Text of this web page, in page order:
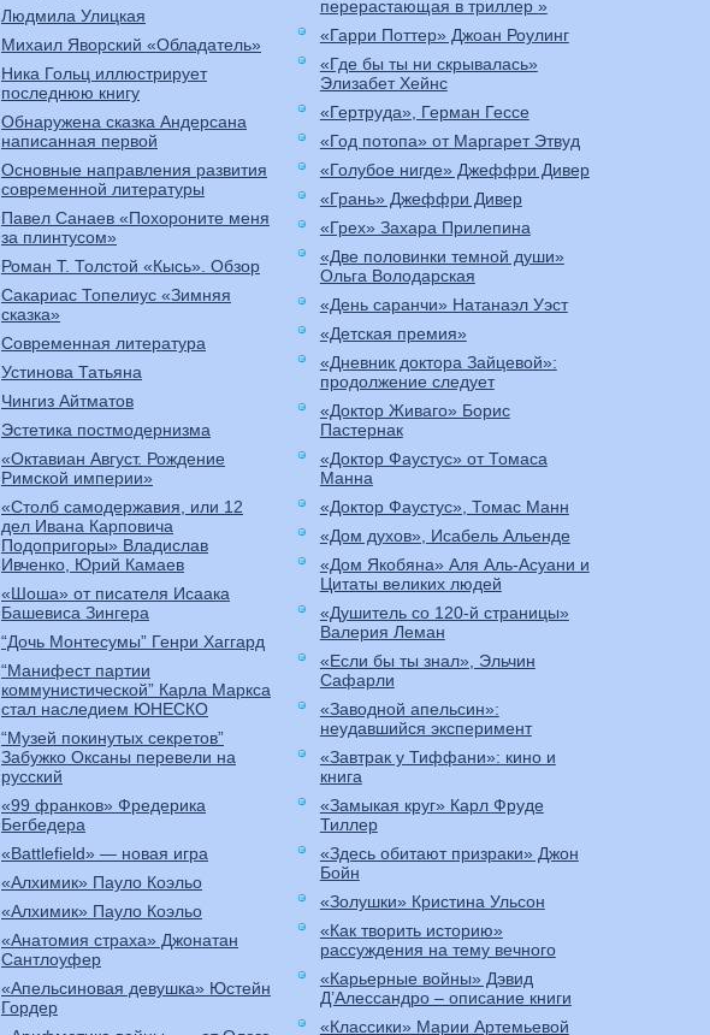
Людмила Улицкая
Михаил Яворский «Обладатель»
Ника Гольц иллюстрирует
последнюю книгу
Обнаружена сказка Андерсана
написанная первой
Основные направления развития
современной литературы
Павел Санаев «Похороните меня
за плинтусом»
Роман Т. Толстой «Кысь». Обзор
Сакариас Топелиус «Зимняя
сказка»
Современная литература
Устинова Татьяна
Чингиз Айтматов
Эстетика постмодернизма
«Октавиан Август. Рождение
Римской империи»
«Столб самодержавия, или 12
дел Ивана Карповича
Подопригоры» Владислав
Ивченко, Юрий Камаев
«Шоша» от писателя Исаака
Башевиса Зингера
“Дочь Монтесумы” Генри Хаггард
“Манифест партии
коммунистической” Карла Маркса
стал наследием ЮНЕСКО
“Музей покинутых секретов”
Забужко Оксаны перевели на
русский
«99 франков» Фредерика
Бегбедера
«Battlefield» — новая игра
«Алхимик» Пауло Коэльо
«Алхимик» Пауло Коэльо
«Анатомия страха» Джонатан
Сантлоуфер
«Апельсиновая девушка» Юстейн
Гордер
перерастающая в триллер »
«Гарри Поттер» Джоан Роулинг
«Где бы ты ни скрывалась»
Элизабет Хейнс
«Гертруда», Герман Гессе
«Год потопа» от Маргарет Этвуд
«Голубое нигде» Джеффри Дивер
«Грань» Джеффри Дивер
«Грех» Захара Прилепина
«Две половинки темной души»
Ольга Володарская
«День саранчи» Натанаэл Уэст
«Детская премия»
«Дневник доктора Зайцевой»:
продолжение следует
«Доктор Живаго» Борис
Пастернак
«Доктор Фаустус» от Томаса
Манна
«Доктор Фаустус», Томас Манн
«Дом духов», Исабель Альенде
«Дом Якобяна» Аля Аль-Асуани и
Цитаты великих людей
«Душитель со 120-й страницы»
Валерия Леман
«Если бы ты знал», Эльчин
Сафарли
«Заводной апельсин»:
неудавшийся эксперимент
«Завтрак у Тиффани»: кино и
книга
«Замыкая круг» Карл Фруде
Тиллер
«Здесь обитают призраки» Джон
Бойн
«Золушки» Кристина Ульсон
«Как творить историю»
рассуждения на тему вечного
«Карьерные войны» Дэвид
Д’Алессандро – описание книги
«Классики» Марии Артемьевой